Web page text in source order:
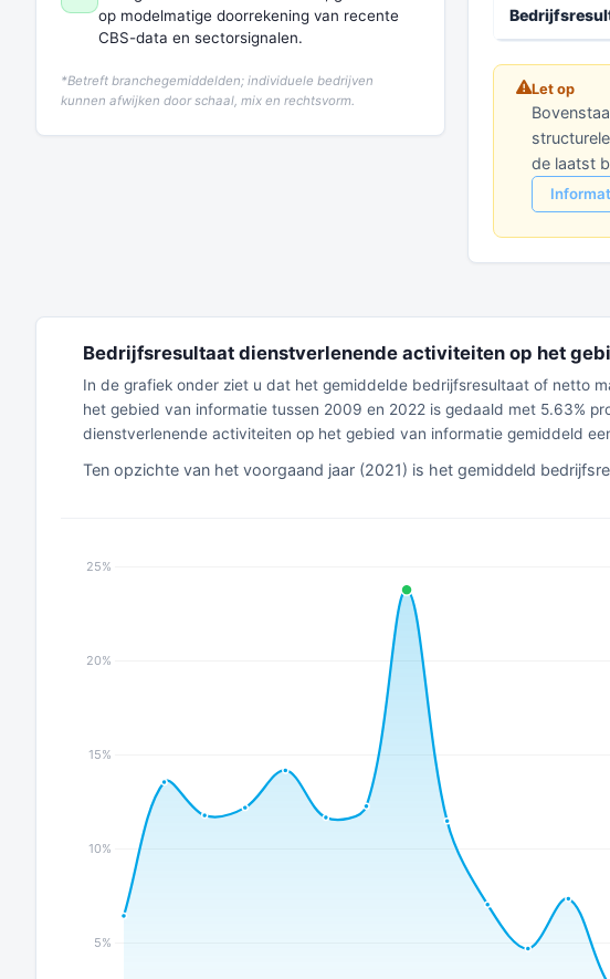
op modelmatige doorrekening van recente
CBS-data en sectorsignalen.
*Betreft branchegemiddelden; individuele bedrijven
kunnen afwijken door schaal, mix en rechtsvorm.
Let op
de laatst
Bedrijfsresultaat dienstverlenende activiteiten op het
In de grafiek onder ziet u dat het gemiddelde bedrijfsresultaat of netto
het gebied van informatie tussen 2009 en 2022 is gedaald met 5.63%
dienstverlenende activiteiten op het gebied van informatie gemiddeld
Ten opzichte van het voorgaand jaar (2021) is het gemiddeld